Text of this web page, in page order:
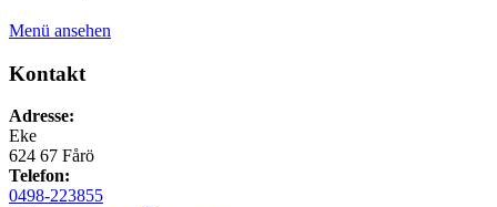
Menü ansehen
Kontakt
Adresse:
Eke
624 67 Fårö
Telefon:
0498-223855